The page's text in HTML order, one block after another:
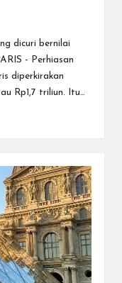
dicuri bernilai
- Perhiasan
diperkirakan
Rp1,7 triliun. Itu…